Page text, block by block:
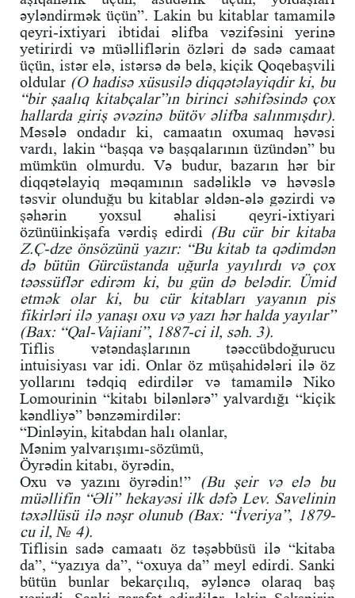
əyləndirmək üçün”. Lakin bu kitablar tamamilə
qeyri-ixtiyari ibtidai əlifba vəzifəsini yerinə
yetirirdi və müəlliflərin özləri də sadə camaat
üçün, istər elə, istərsə də belə, kiçik Qoqebaşvili
oldular (O hadisə xüsusilə diqqətəlayiqdir ki, bu
“bir şaalıq kitabçalar”ın birinci səhifəsində çox
hallarda giriş əvəzinə bütöv əlifba salınmışdır).
Məsələ ondadır ki, camaatın oxumaq həvəsi
vardı, lakin “başqa və başqalarının üzündən” bu
mümkün olmurdu. Və budur, bazarın hər bir
diqqətəlayiq məqamının sadəliklə və həvəslə
təsvir olunduğu bu kitablar əldən-ələ gəzirdi və
şəhərin yoxsul əhalisi qeyri-ixtiyari
özünüinkişafa vərdiş edirdi (Bu cür bir kitaba
Z.Ç-dze önsözünü yazır: “Bu kitab ta qədimdən
də bütün Gürcüstanda uğurla yayılırdı və çox
təəssüflər edirəm ki, bu gün də belədir. Ümid
etmək olar ki, bu cür kitabları yayanın pis
fikirləri ilə yanaşı oxu və yazı hər halda yayılar”
(Bax: “Qal-Vajiani”, 1887-ci il, səh. 3).
Tiflis vətəndaşlarının təəccübdoğurucu
intuisiyası var idi. Onlar öz müşahidələri ilə öz
yollarını tədqiq edirdilər və tamamilə Niko
Lomourinin “kitabı bilənlərə” yalvardığı “kiçik
kəndliyə” bənzəmirdilər:
“Dinləyin, kitabdan halı olanlar,
Mənim yalvarışımı-sözümü,
Öyrədin kitabı, öyrədin,
Oxu və yazını öyrədin!” (Bu şeir və elə bu
müəllifin “Əli” hekayəsi ilk dəfə Lev. Savelinin
təxəllüsü ilə nəşr olunub (Bax: “İveriya”, 1879-
cu il, № 4).
Tiflisin sadə camaatı öz təşəbbüsü ilə “kitaba
da”, “yazıya da”, “oxuya da” meyl edirdi. Sanki
bütün bunlar bekarçılıq, əyləncə olaraq baş